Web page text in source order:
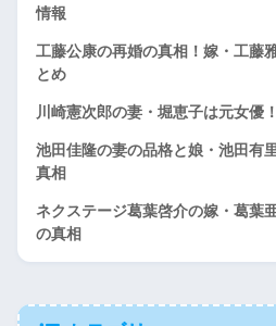
情報
工藤公康の再婚の真相！嫁・工藤
とめ
川崎憲次郎の妻・堀恵子は元女優
池田佳隆の妻の品格と娘・池田有
真相
ネクステージ葛葉啓介の嫁・葛葉
の真相